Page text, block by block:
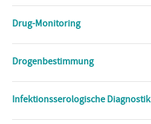
Drug-Monitoring
Drogenbestimmung
Infektionsserologische Diagnostik